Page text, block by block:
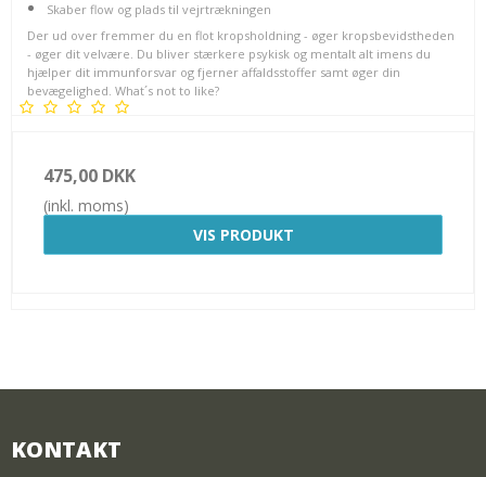
Skaber flow og plads til vejrtrækningen
Der ud over fremmer du en flot kropsholdning - øger kropsbevidstheden
- øger dit velvære. Du bliver stærkere psykisk og mentalt alt imens du
hjælper dit immunforsvar og fjerner affaldsstoffer samt øger din
bevægelighed. What´s not to like?
475,00 DKK
(inkl. moms)
VIS PRODUKT
KONTAKT